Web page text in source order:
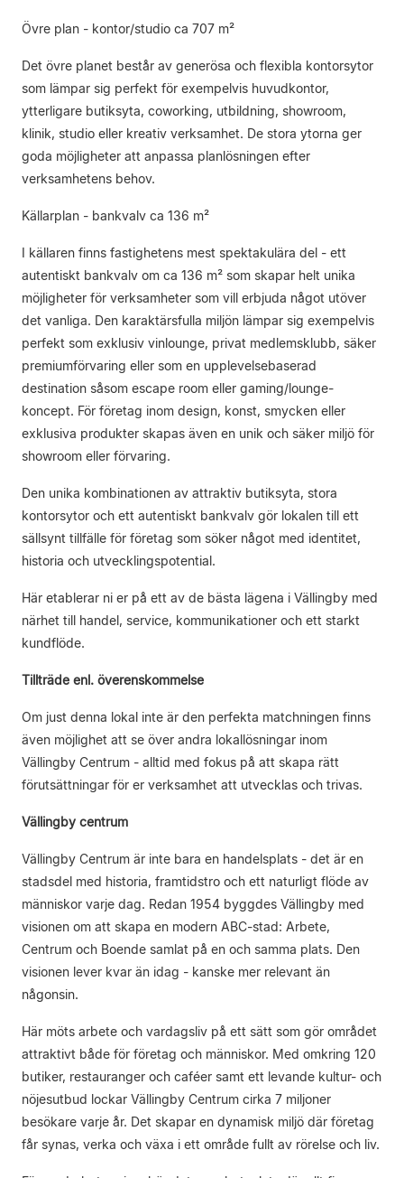
Övre plan - kontor/studio ca 707 m²
Det övre planet består av generösa och flexibla kontorsytor
som lämpar sig perfekt för exempelvis huvudkontor,
ytterligare butiksyta, coworking, utbildning, showroom,
klinik, studio eller kreativ verksamhet. De stora ytorna ger
goda möjligheter att anpassa planlösningen efter
verksamhetens behov.
Källarplan - bankvalv ca 136 m²
I källaren finns fastighetens mest spektakulära del - ett
autentiskt bankvalv om ca 136 m² som skapar helt unika
möjligheter för verksamheter som vill erbjuda något utöver
det vanliga. Den karaktärsfulla miljön lämpar sig exempelvis
perfekt som exklusiv vinlounge, privat medlemsklubb, säker
premiumförvaring eller som en upplevelsebaserad
destination såsom escape room eller gaming/lounge-
koncept. För företag inom design, konst, smycken eller
exklusiva produkter skapas även en unik och säker miljö för
showroom eller förvaring.
Den unika kombinationen av attraktiv butiksyta, stora
kontorsytor och ett autentiskt bankvalv gör lokalen till ett
sällsynt tillfälle för företag som söker något med identitet,
historia och utvecklingspotential.
Här etablerar ni er på ett av de bästa lägena i Vällingby med
närhet till handel, service, kommunikationer och ett starkt
kundflöde.
Tillträde enl. överenskommelse
Om just denna lokal inte är den perfekta matchningen finns
även möjlighet att se över andra lokallösningar inom
Vällingby Centrum - alltid med fokus på att skapa rätt
förutsättningar för er verksamhet att utvecklas och trivas.
Vällingby centrum
Vällingby Centrum är inte bara en handelsplats - det är en
stadsdel med historia, framtidstro och ett naturligt flöde av
människor varje dag. Redan 1954 byggdes Vällingby med
visionen om att skapa en modern ABC-stad: Arbete,
Centrum och Boende samlat på en och samma plats. Den
visionen lever kvar än idag - kanske mer relevant än
någonsin.
Här möts arbete och vardagsliv på ett sätt som gör området
attraktivt både för företag och människor. Med omkring 120
butiker, restauranger och caféer samt ett levande kultur- och
nöjesutbud lockar Vällingby Centrum cirka 7 miljoner
besökare varje år. Det skapar en dynamisk miljö där företag
får synas, verka och växa i ett område fullt av rörelse och liv.